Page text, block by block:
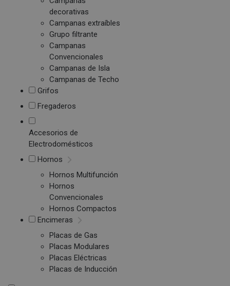
decorativas
Campanas extraíbles
Grupo filtrante
Campanas
Convencionales
Campanas de Isla
Campanas de Techo
Grifos
Fregaderos
Accesorios de
Electrodomésticos
Hornos
Hornos Multifunción
Hornos
Convencionales
Hornos Compactos
Encimeras
Placas de Gas
Placas Modulares
Placas Eléctricas
Placas de Inducción